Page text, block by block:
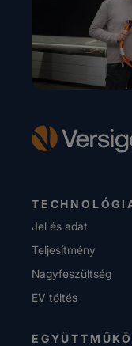
Jel és adat
Teljesítmény
Nagyfeszültség
EV töltés